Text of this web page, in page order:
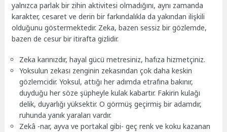
yalnızca parlak bir zihin aktivitesi olmadığını, aynı zamanda
karakter, cesaret ve derin bir farkındalıkla da yakından ilişkili
olduğunu göstermektedir. Zeka, bazen sessiz bir gözlemde,
bazen de cesur bir itirafta gizlidir.
Zeka karınızdır, hayal gücü metresiniz, hafıza hizmetçiniz.
Yoksulun zekası zenginin zekasından çok daha keskin
gözlemcidir. Yoksul, attığı her adımda etrafına bakınır,
duyduğu her söze şüpheyle kulak kabartır. Fakirin kulağı
delik, duyarlığı yüksektir. O görmüş geçirmiş bir adamdır,
ruhunda yanık yaraları vardır.
Zekâ -nar, ayva ve portakal gibi- geç renk ve koku kazanan